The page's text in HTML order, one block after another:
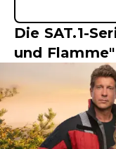
Die SAT.1-
und Flamme"